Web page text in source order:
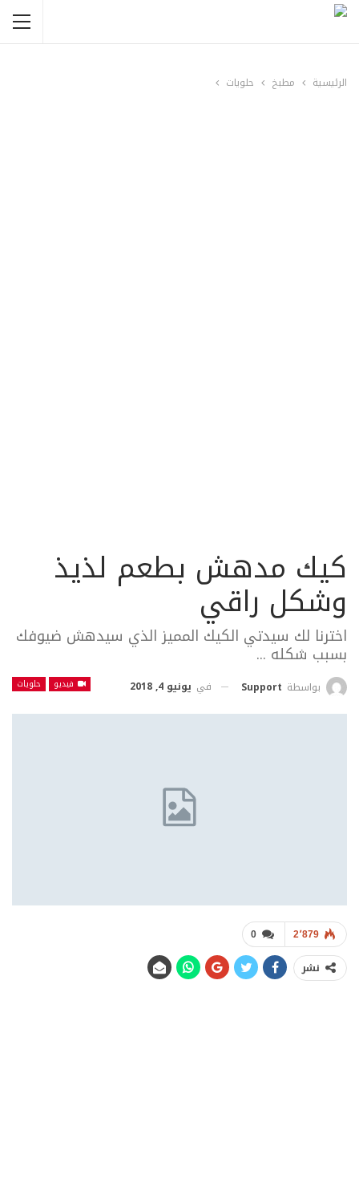
الرئيسية مطبخ حلويات
كيك مدهش بطعم لذيذ
وشكل راقي
اخترنا لك سيدتي الكيك المميز الذي سيدهش ضيوفك
بسبب شكله ...
فيديو حلويات بواسطة Support في يونيو 4, 2018
0 2٬879
نشر